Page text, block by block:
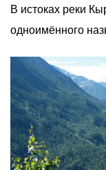
В истоках реки
одноимённого